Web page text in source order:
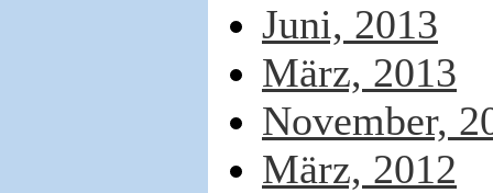
Juni, 2013
März, 2013
November,
März, 2012